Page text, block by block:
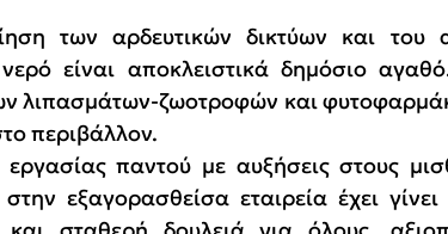
των αρδευτικών δικτύων και του
είναι αποκλειστικά δημόσιο
λιπασμάτων-ζωοτροφών και
περιβάλλον.
εργασίας παντού με αυξήσεις στους
εξαγορασθείσα εταιρεία έχει